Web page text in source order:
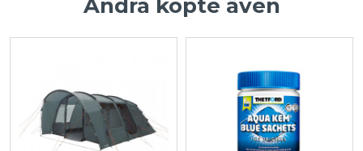
Andra köpte även